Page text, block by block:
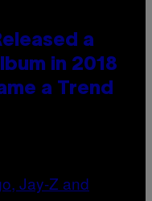
a
in 2018
a Trend